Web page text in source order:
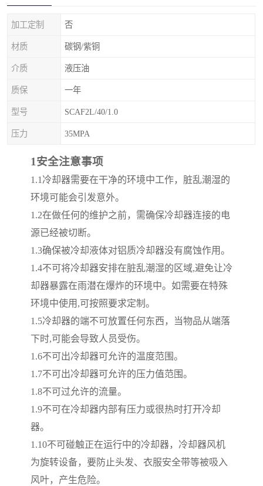
加工定制 否
材质 碳钢/紫铜
介质 液压油
质保 一年
型号 SCAF2L/40/1.0
压力 35MPA
1安全注意事项
1.1 冷却器需要在干净的环境中工作，脏乱潮湿的
环境可能会引发意外。
1.2在做任何的维护之前，需确保冷却器连接的电
源已经被切断。
1.3确保被冷却液体对铝质冷却器没有腐蚀作用。
1.4不可将冷却器安排在脏乱潮湿的区域,避免让冷
却器暴露在雨潜在爆炸的环境中。如需要在特殊
环境中使用 ,可按照要求定制。
1.5冷却器的端不可放置任何东西，当物品从端落
下时,可能会导致人员受伤。
1.6不可出冷却器可允许的温度范围。
1.7不可出冷却器可允许的压力值范围。
1.8不可过允许的流量。
1.9不可在冷却器内部有压力或很热时打开冷却
器。
1.10不可碰触正在运行中的冷却器，冷却器风机
为旋转设备，要防止头发、衣服安全带等被吸入
风叶，产生危险。